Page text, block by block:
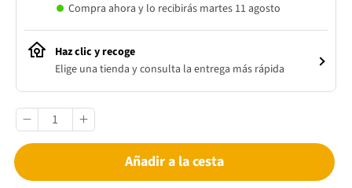
Compra ahora y lo recibirás martes 11 agosto
Haz clic y recoge
Elige una tienda y consulta la entrega más rápida
Añadir a la cesta